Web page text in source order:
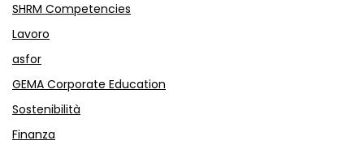
SHRM Competencies
Lavoro
asfor
GEMA Corporate Education
Sostenibilità
Finanza